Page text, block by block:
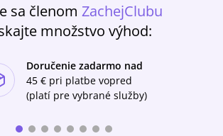
sa členom ZachejClubu
množstvo výhod:
Doručenie zadarmo nad
45 € pri platbe vopred
(platí pre vybrané služby)